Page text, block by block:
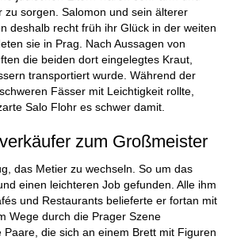
zu sorgen. Salomon und sein älterer
deshalb recht früh ihr Glück in der weiten
sie in Prag. Nach Aussagen von
die beiden dort eingelegtes Kraut,
transportiert wurde. Während der
Fässer mit Leichtigkeit rollte,
Salo Flohr es schwer damit.
zum Großmeister
das Metier zu wechseln. So um das
einen leichteren Job gefunden. Alle ihm
und Restaurants belieferte er fortan mit
Wege durch die Prager Szene
Paare, die sich an einem Brett mit Figuren